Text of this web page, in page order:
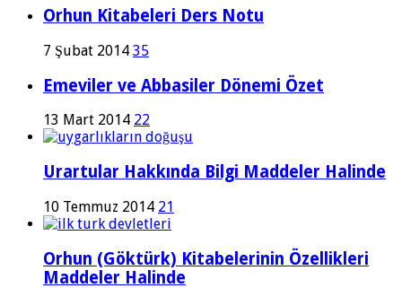
Orhun Kitabeleri Ders Notu
7 Şubat 2014 35
Emeviler ve Abbasiler Dönemi Özet
13 Mart 2014 22
Urartular Hakkında Bilgi Maddeler Halinde
10 Temmuz 2014 21
Orhun (Göktürk) Kitabelerinin Özellikleri
Maddeler Halinde